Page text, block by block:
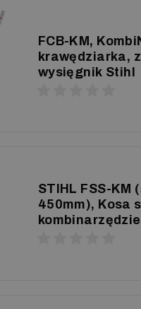
FCB-KM,
krawędziarka,
wysięgnik Stihl
STIHL FSS-KM
450mm), Kosa
kombinarzędzie